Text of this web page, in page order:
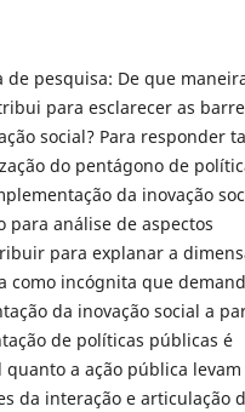
pesquisa: De que
para esclarecer as
social? Para responder
do pentágono de
da inovação
para análise de aspectos
para explanar a
como incógnita que
da inovação social a
de políticas públicas é
a ação pública levam
da interação e articulação